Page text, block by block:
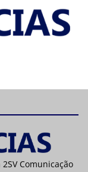
Comunicação